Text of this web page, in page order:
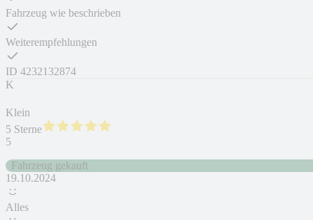
Fahrzeug wie beschrieben
Weiterempfehlungen
ID 4232132874
K
Klein
5 Sterne
5
Fahrzeug gekauft
19.10.2024
Alles